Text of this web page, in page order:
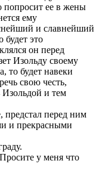
попросит ее в жены
ему
и славнейший
будет это
он перед
Изольду своему
то будет навеки
свою честь,
Изольдой и тем
перед ним
и прекрасными
у меня что